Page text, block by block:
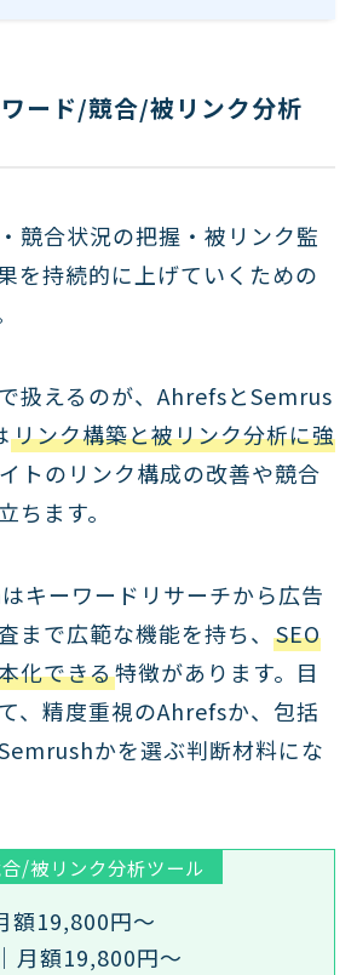
ード/競合/被リンク分析
競合状況の把握・被リンク監
を持続的に上げていくための
扱えるのが、AhrefsとSemrus
リンク構築と被リンク分析に強
トのリンク構成の改善や競合
ちます。
キーワードリサーチから広告
まで広範な機能を持ち、 SEO
化できる特徴があります。目
、精度重視のAhrefsか、包括
かを選ぶ判断材料にな
/被リンク分析ツール
額19,800円〜
月額19,800円〜